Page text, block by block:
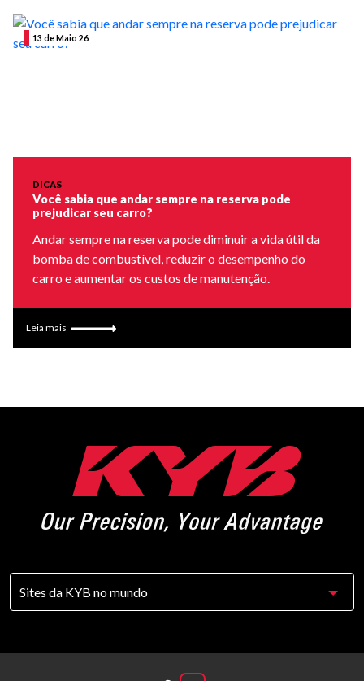
13 de Maio 26
DICAS
Você sabia que andar sempre na reserva pode
prejudicar seu carro?
Andar sempre na reserva pode diminuir a vida útil da
bomba de combustível, reduzir o desempenho do
carro e aumentar os custos de manutenção.
Leia mais